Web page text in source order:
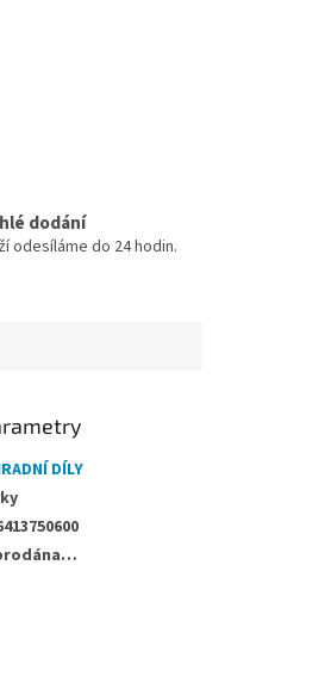
dodání
odesíláme do 24 hodin.
DÍLY